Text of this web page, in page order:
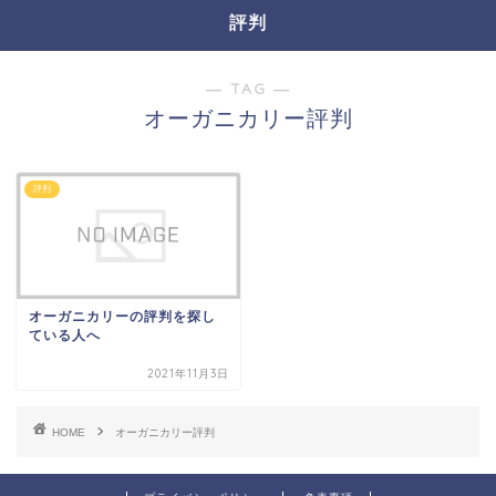
評判
― TAG ―
オーガニカリー評判
評判
オーガニカリーの評判を探し
ている人へ
2021年11月3日
HOME オーガニカリー評判